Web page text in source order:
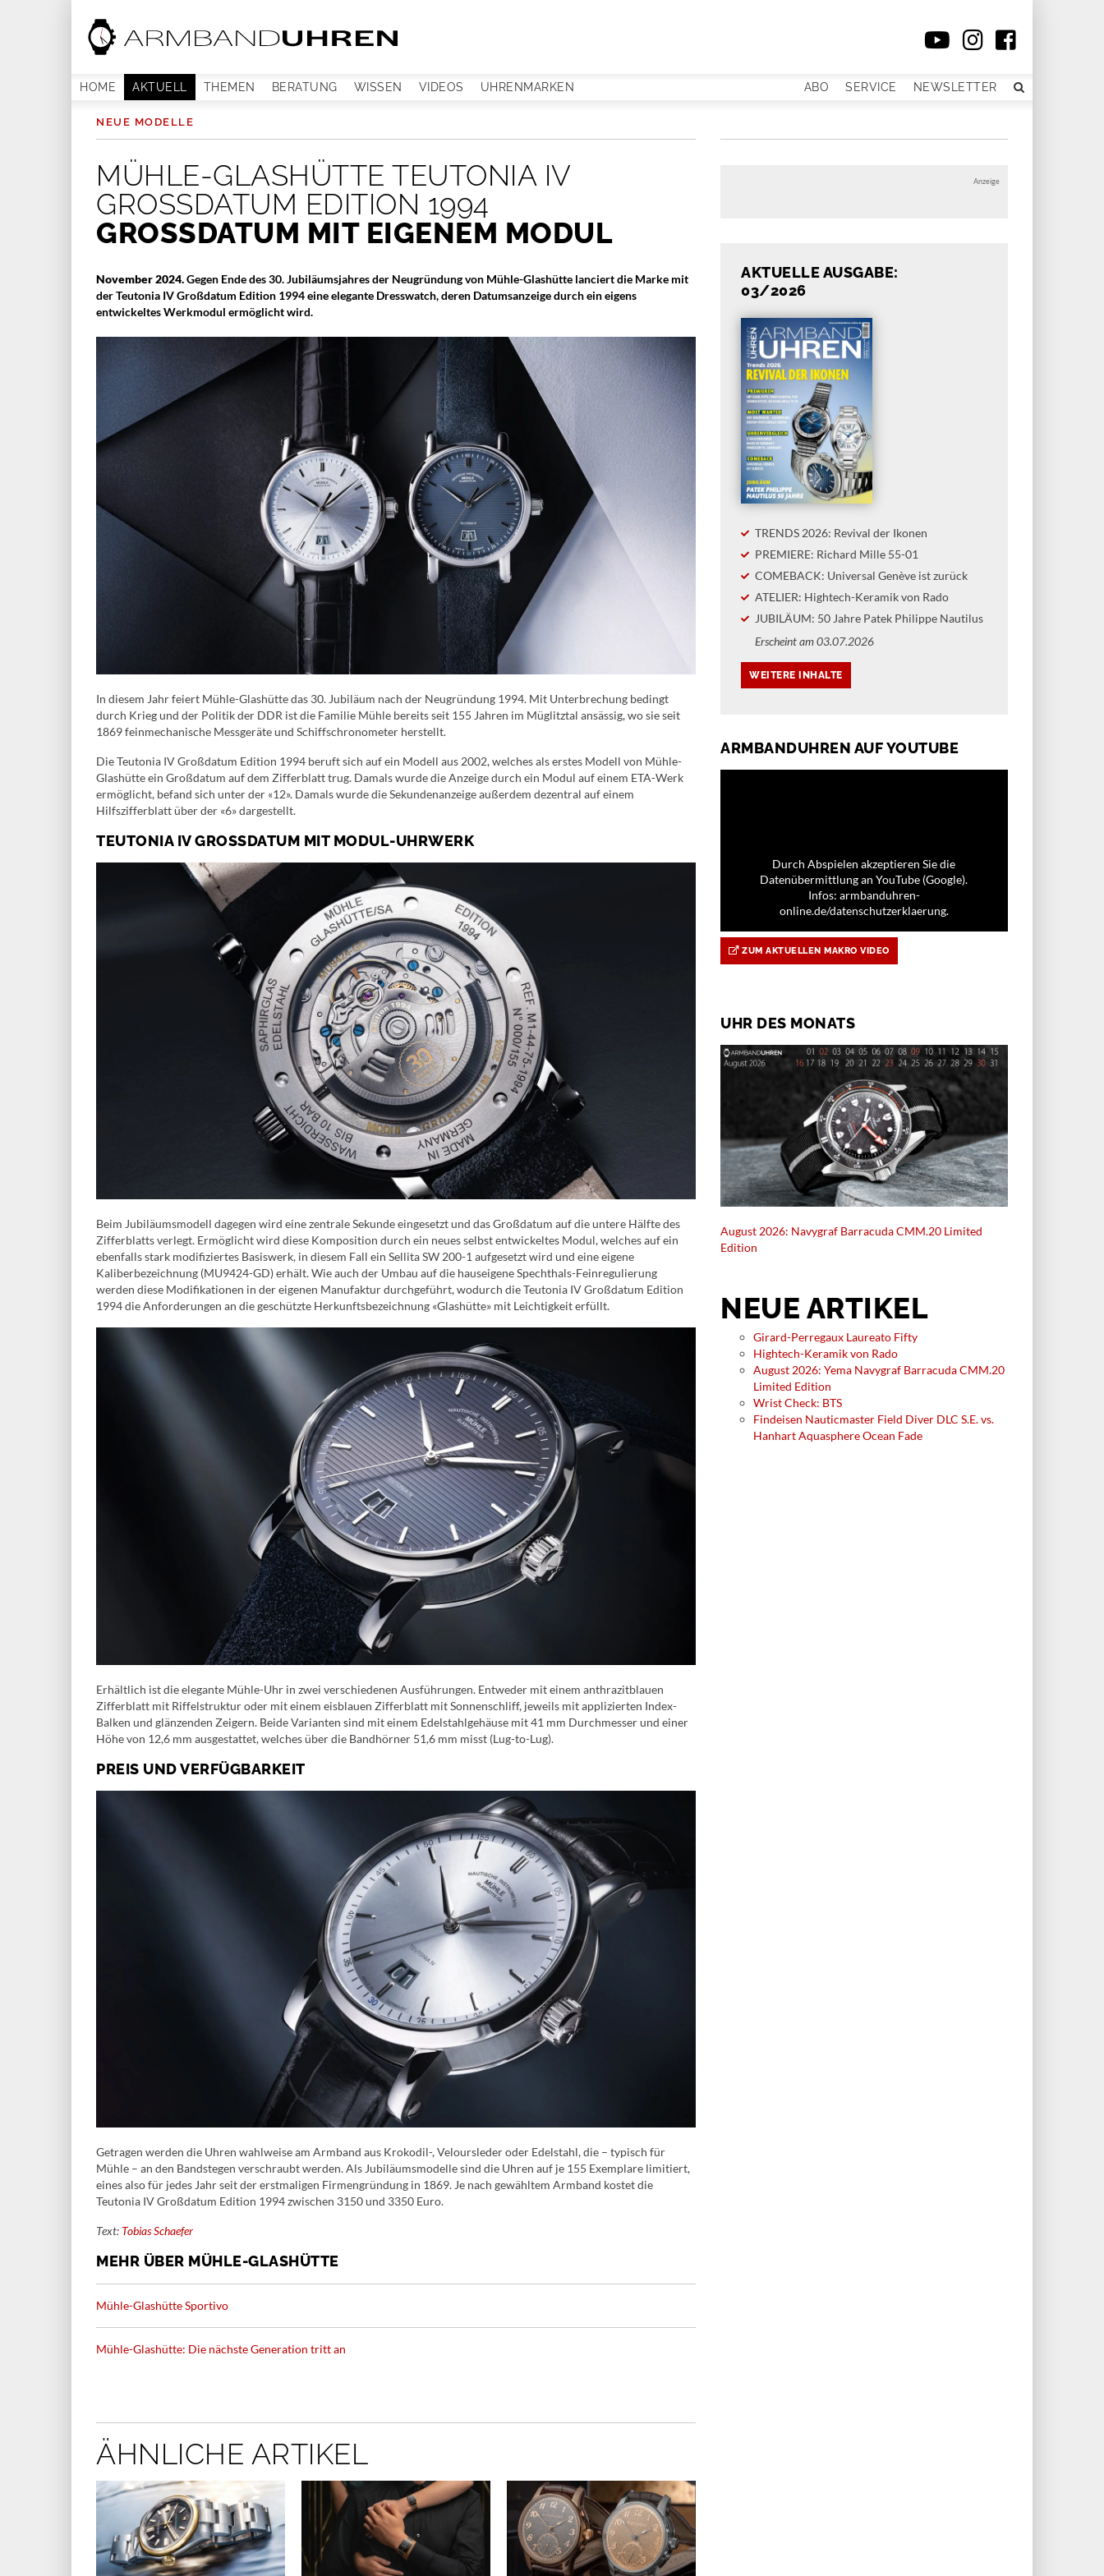
HOME AKTUELL THEMEN BERATUNG WISSEN VIDEOS UHRENMARKEN ABO SERVICE NEWSLETTER
NEUE MODELLE
MÜHLE-GLASHÜTTE TEUTONIA IV
GROSSDATUM EDITION 1994
GROSSDATUM MIT EIGENEM MODUL
November 2024.Gegen Ende des 30. Jubiläumsjahres der Neugründung von Mühle-Glashütte lanciert die Marke mit
der Teutonia IV Großdatum Edition 1994 eine elegante Dresswatch, deren Datumsanzeige durch ein eigens
entwickeltes Werkmodul ermöglicht wird.
In diesem Jahr feiert Mühle-Glashütte das 30. Jubiläum nach der Neugründung 1994. Mit Unterbrechung bedingt
durch Krieg und der Politik der DDR ist die Familie Mühle bereits seit 155 Jahren im Müglitztal ansässig, wo sie seit
1869 feinmechanische Messgeräte und Schiffschronometer herstellt.
Die Teutonia IV Großdatum Edition 1994 beruft sich auf ein Modell aus 2002, welches als erstes Modell von Mühle-
Glashütte ein Großdatum auf dem Zifferblatt trug. Damals wurde die Anzeige durch ein Modul auf einem ETA-Werk
ermöglicht, befand sich unter der «12». Damals wurde die Sekundenanzeige außerdem dezentral auf einem
Hilfszifferblatt über der «6» dargestellt.
TEUTONIA IV GROSSDATUM MIT MODUL-UHRWERK
Beim Jubiläumsmodell dagegen wird eine zentrale Sekunde eingesetzt und das Großdatum auf die untere Hälfte des
Zifferblatts verlegt. Ermöglicht wird diese Komposition durch ein neues selbst entwickeltes Modul, welches auf ein
ebenfalls stark modifiziertes Basiswerk, in diesem Fall ein Sellita SW 200-1 aufgesetzt wird und eine eigene
Kaliberbezeichnung (MU9424-GD) erhält. Wie auch der Umbau auf die hauseigene Spechthals-Feinregulierung
werden diese Modifikationen in der eigenen Manufaktur durchgeführt, wodurch die Teutonia IV Großdatum Edition
1994 die Anforderungen an die geschützte Herkunftsbezeichnung «Glashütte» mit Leichtigkeit erfüllt.
Erhältlich ist die elegante Mühle-Uhr in zwei verschiedenen Ausführungen. Entweder mit einem anthrazitblauen
Zifferblatt mit Riffelstruktur oder mit einem eisblauen Zifferblatt mit Sonnenschliff, jeweils mit applizierten Index-
Balken und glänzenden Zeigern. Beide Varianten sind mit einem Edelstahlgehäuse mit 41 mm Durchmesser und einer
Höhe von 12,6 mm ausgestattet, welches über die Bandhörner 51,6 mm misst (Lug-to-Lug).
PREIS UND VERFÜGBARKEIT
Getragen werden die Uhren wahlweise am Armband aus Krokodil-, Veloursleder oder Edelstahl, die – typisch für
Mühle – an den Bandstegen verschraubt werden. Als Jubiläumsmodelle sind die Uhren auf je 155 Exemplare limitiert,
eines also für jedes Jahr seit der erstmaligen Firmengründung in 1869. Je nach gewähltem Armband kostet die
Teutonia IV Großdatum Edition 1994 zwischen 3150 und 3350 Euro.
Text: Tobias Schaefer
MEHR ÜBER MÜHLE-GLASHÜTTE
Mühle-Glashütte Sportivo
Mühle-Glashütte: Die nächste Generation tritt an
ÄHNLICHE ARTIKEL
Anzeige
AKTUELLE AUSGABE:
03/2026
TRENDS 2026: Revival der Ikonen
PREMIERE: Richard Mille 55-01
COMEBACK: Universal Genève ist zurück
ATELIER: Hightech-Keramik von Rado
JUBILÄUM: 50 Jahre Patek Philippe Nautilus
Erscheint am 03.07.2026
ARMBANDUHREN AUF YOUTUBE
Durch Abspielen akzeptieren Sie die
Datenübermittlung an YouTube (Google).
Infos: armbanduhren-
online.de/datenschutzerklaerung.
ZUM AKTUELLEN MAKRO VIDEO
UHR DES MONATS
August 2026: Navygraf Barracuda CMM.20 Limited
Edition
NEUE ARTIKEL
Girard-Perregaux Laureato Fifty
Hightech-Keramik von Rado
August 2026: Yema Navygraf Barracuda CMM.20
Limited Edition
Wrist Check: BTS
Findeisen Nauticmaster Field Diver DLC S.E. vs.
Hanhart Aquasphere Ocean Fade